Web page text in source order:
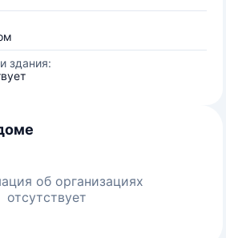
здания:
об организациях
отсутствует